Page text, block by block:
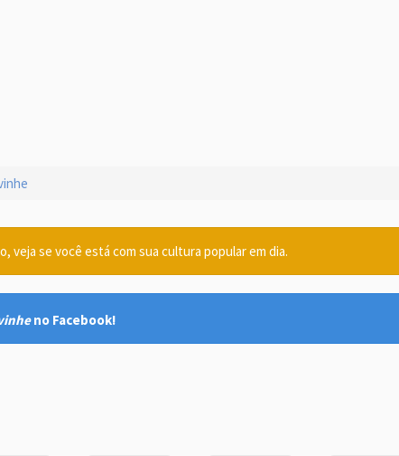
veja se você está com sua cultura popular em dia.
no Facebook!